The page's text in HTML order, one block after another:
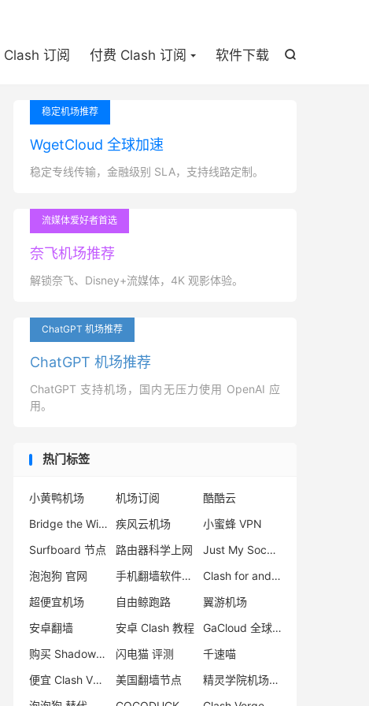

Clash 订阅 付费 Clash 订阅 软件下载
稳定机场推荐
WgetCloud 全球加速
稳定专线传输，金融级别 SLA，支持线路定制。
流媒体爱好者首选
奈飞机场推荐
解锁奈飞、Disney+流媒体，4K 观影体验。
ChatGPT 机场推荐
ChatGPT 机场推荐
ChatGPT 支持机场，国内无压力使用 OpenAI 应
用。
热门标签
小黄鸭机场 机场订阅
酷酷云
Bridge the Wise 机场评测
疾风云机场
小蜜蜂 VPN
Surfboard 节点
路由器科学上网
Just My Socks 连不上解决方案
泡泡狗 官网
手机翻墙软件推荐
Clash for android 教程
超便宜机场
自由鲸跑路
翼游机场
安卓翻墙
安卓 Clash 教程
GaCloud 全球加速
购买 Shadowrocket
闪电猫 评测
千速喵
便宜 Clash VPN推荐
美国翻墙节点
精灵学院机场评测